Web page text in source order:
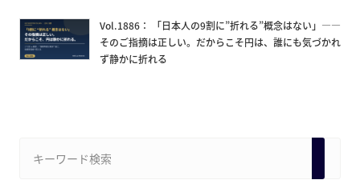
Vol.1886： 「日本人の9割に”折れる”概念はない」——
そのご指摘は正しい。だからこそ円は、誰にも気づかれ
ず静かに折れる